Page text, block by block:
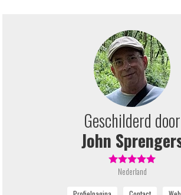
Geschilderd door
John
Nederland